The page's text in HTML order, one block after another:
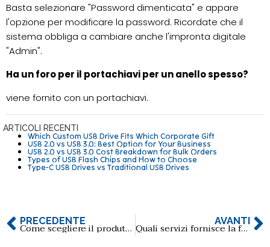
Basta selezionare "Password dimenticata" e appare
l'opzione per modificare la password. Ricordate che il
sistema obbliga a cambiare anche l'impronta digitale
"Admin".
Ha un foro per il portachiavi per un anello spesso?
viene fornito con un portachiavi.
ARTICOLI RECENTI
Which Custom USB Drive Fits Which Corporate Gift
USB 2.0 vs USB 3.0: Best Option for Your Business
USB 2.0 vs USB 3.0 Cost Breakdown for Bulk Orders
Types of USB Flash Chips and How to Choose
Type-C USB Drives vs Traditional USB Drives
PRECEDENTE Come scegliere il produttore di chiavette usb criptate? AVANTI
Quali servizi fornisce la fabbrica di ricarica mobile wireless?